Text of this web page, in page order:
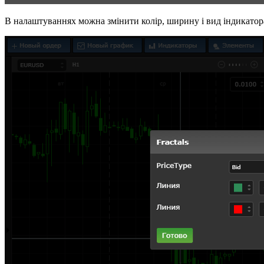
В налаштуваннях можна змінити колір, ширину і вид